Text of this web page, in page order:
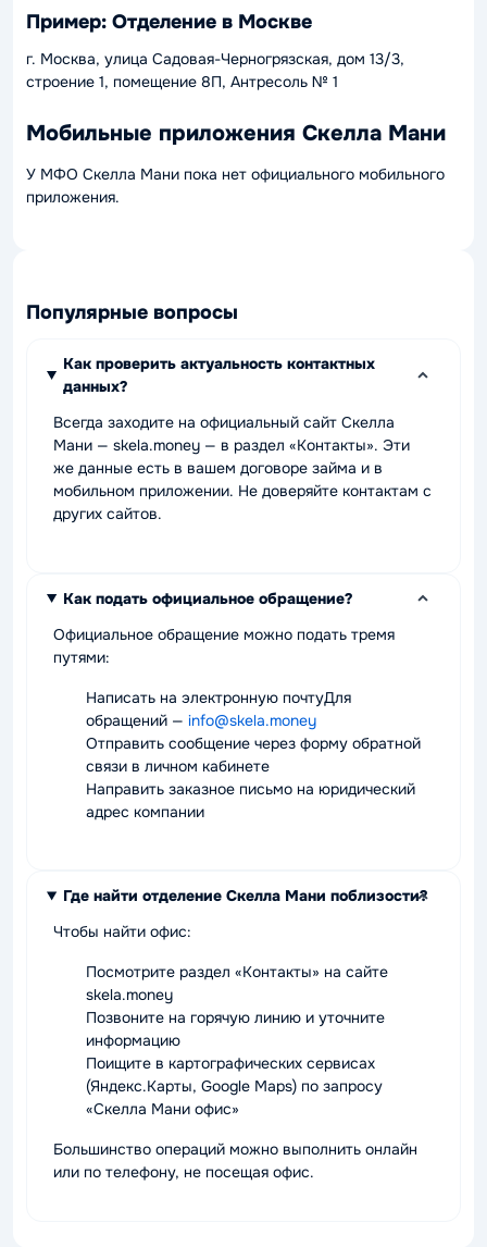
Пример: Отделение в Москве
г. Москва, улица Садовая-Черногрязская, дом 13/3,
строение 1, помещение 8П, Антресоль № 1
Мобильные приложения Скелла Мани
У МФО Скелла Мани пока нет официального мобильного
приложения.
Популярные вопросы
Как проверить актуальность контактных
данных?
Всегда заходите на официальный сайт Скелла
Мани — skela.money — в раздел «Контакты». Эти
же данные есть в вашем договоре займа и в
мобильном приложении. Не доверяйте контактам с
других сайтов.
Как подать официальное обращение?
Официальное обращение можно подать тремя
путями:
Написать на электронную почтуДля
обращений — info@skela.money
Отправить сообщение через форму обратной
связи в личном кабинете
Направить заказное письмо на юридический
адрес компании
Где найти отделение Скелла Мани поблизости?
Чтобы найти офис:
Посмотрите раздел «Контакты» на сайте
skela.money
Позвоните на горячую линию и уточните
информацию
Поищите в картографических сервисах
(Яндекс.Карты, Google Maps) по запросу
«Скелла Мани офис»
Большинство операций можно выполнить онлайн
или по телефону, не посещая офис.